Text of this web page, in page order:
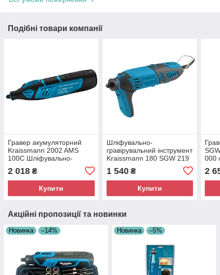
Подібні товари компанії
Гравер акумуляторний
Kraissmann 2002 AMS
100С Шліфувально-
гравірувальний інструмент
на акумуляторі
2 018 ₴
Купити
Шліфувально-
гравірувальний інструмент
Kraissmann 180 SGW 219
180 Вт 35 000 об/хв 219
насадок
Багатофункціональний
гравер для дому
1 540₴
Купити
000
2
Акційні пропозиції та новинки
Новинка –14% Новинка –5%